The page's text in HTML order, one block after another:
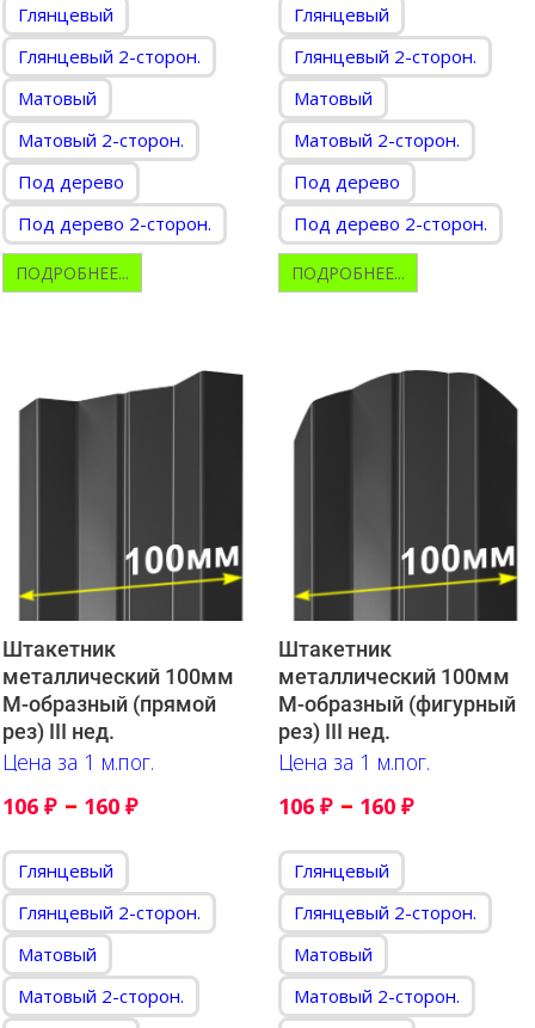
Глянцевый
Глянцевый 2-сторон.
Матовый
Матовый 2-сторон.
Под дерево
Под дерево 2-сторон.
ПОДРОБНЕЕ...
Глянцевый
Глянцевый 2-сторон.
Матовый
Матовый 2-сторон.
Под дерево
Под дерево 2-сторон.
ПОДРОБНЕЕ...
Штакетник
металлический 100мм
М-образный (прямой
рез) III нед.
Цена за 1 м.пог.
106 ₽ – 160 ₽
Глянцевый
Глянцевый 2-сторон.
Матовый
Матовый 2-сторон.
Штакетник
металлический 100мм
М-образный (фигурный
рез) III нед.
Цена за 1 м.пог.
106 ₽ – 160 ₽
Глянцевый
Глянцевый 2-сторон.
Матовый
Матовый 2-сторон.